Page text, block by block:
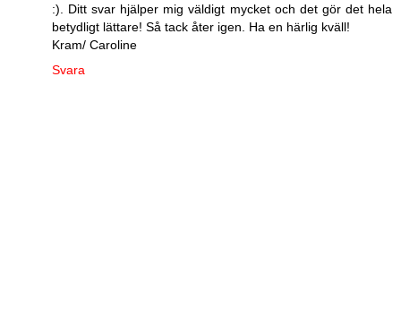
:). Ditt svar hjälper mig väldigt mycket och det gör det hela
betydligt lättare! Så tack åter igen. Ha en härlig kväll!
Kram/ Caroline
Svara